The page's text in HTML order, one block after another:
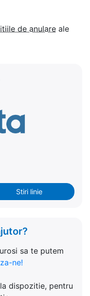
de anulare ale
Stiri linie
sa te putem
ne!
dispozitie, pentru